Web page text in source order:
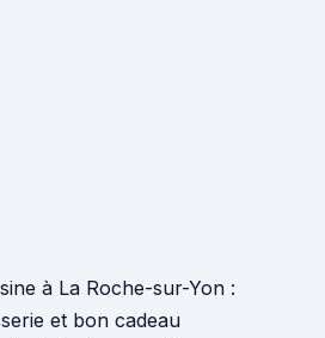
à La Roche-sur-Yon :
et bon cadeau